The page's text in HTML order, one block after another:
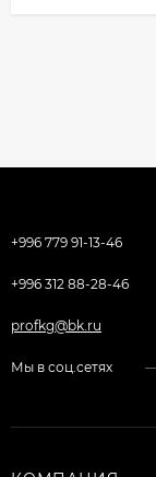
+996 779 91-13-46
+996 312 88-28-46
profkg@bk.ru
Мы в соц.сетях